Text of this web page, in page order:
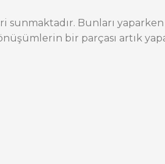
Bunları yaparken
bir parçası artık